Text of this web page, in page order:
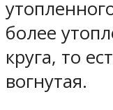
более
круга, то
вогнутая.